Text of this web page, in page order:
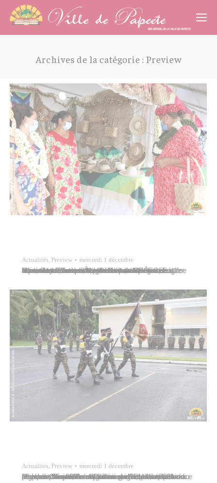
Archives de la catégorie : Preview
Actualités, Preview mercredi 1 décembre
Ioana Tautu, conseillère municipale déléguée représentait Tavana Michel Buillard ce mercredi 1er décembre lors de l’inauguration du 14ème salon artisanal « Te noera a te Rima’i », en présence du ministre de l’Artisanat, Heremoana Maamatuaiahutapu, du chef des subdivisions administratives des Îles du Vent et des Îles Sous-le-Vent, Guy Fitzer et du président du CESEC, Eugène Sommers.…
Actualités, Preview mercredi 1 décembre
Marcelino Teata, 7e adjoint au maire, participait lundi 29 novembre 2021 à la cérémonie de présentation au drapeau des jeunes stagiaires du RSMA, en présence du Haut-Commissaire Dominique Sorain et de personnalités civiles et militaires. Cette cérémonie pour les promotions d’octobre et novembre 2021 marque solennellement leur engagement au sein du régiment du service militaire…
Cookies management panel